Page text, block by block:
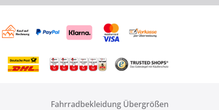
Fahrradbekleidung Übergrößen